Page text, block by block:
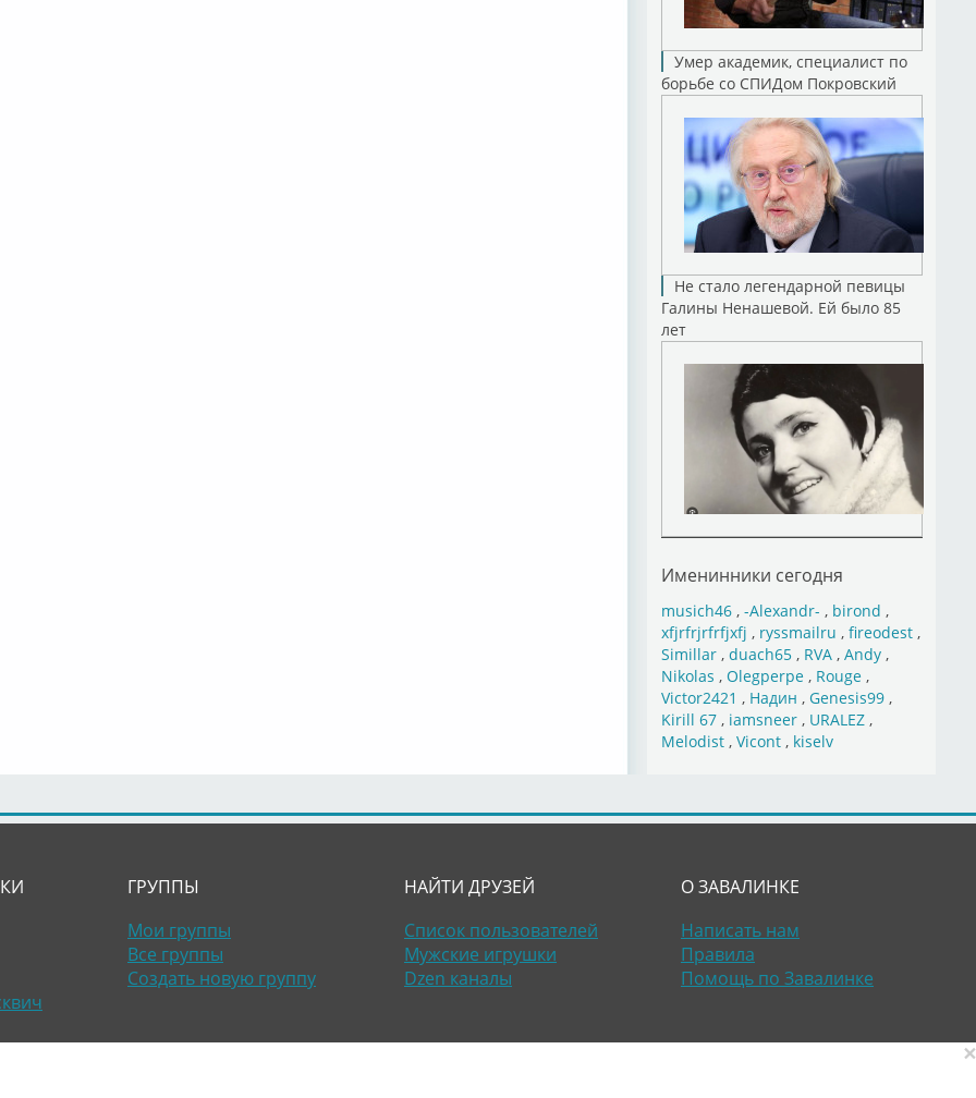
Умер академик, специалист по
борьбе со СПИДом Покровский
Не стало легендарной певицы
Галины Ненашевой. Ей было 85
лет
Именинники сегодня
musich46, -Alexandr- , birond ,
xfjrfrjrfrfjxfj , ryssmailru , fireodest,
Simillar, duach65, RVA, Andy,
Nikolas , Olegperpe, Rouge,
Victor2421 , Надин , Genesis99,
Kirill 67, iamsneer, URALEZ,
Melodist, Vicont, kiselv
ГРУППЫ
Мои группы
Все группы
Создать новую группу
НАЙТИ ДРУЗЕЙ
Список пользователей
Мужские игрушки
Dzen каналы
О ЗАВАЛИНКЕ
Написать нам
Правила
Помощь по Завалинке
×